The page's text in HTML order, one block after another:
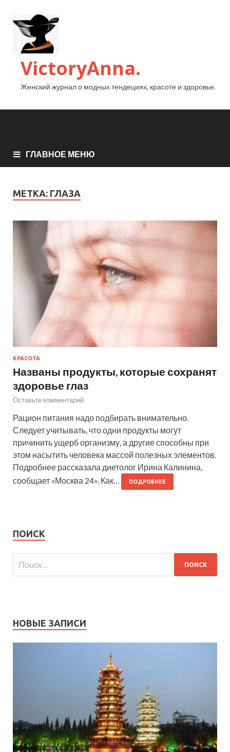
VictoryAnna.
Женский журнал о модных тендециях, красоте и здоровье.
ГЛАВНОЕ МЕНЮ
МЕТКА: ГЛАЗА
КРАСОТА
Названы продукты, которые сохранят
здоровье глаз
Оставьте комментарий
Рацион питания надо подбирать внимательно.
Следует учитывать, что одни продукты могут
причинить ущерб организму, а другие способны при
этом насытить человека массой полезных элементов.
Подробнее рассказала диетолог Ирина Калинина,
сообщает «Москва 24». Как…
ПОДРОБНЕЕ
ПОИСК
НОВЫЕ ЗАПИСИ